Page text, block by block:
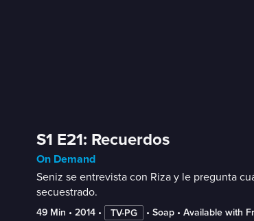
S1 E21: Recuerdos
On Demand
Seniz se entrevista con Riza y le pregunta
secuestrado.
49 Min • 2014 • TV-PG • Soap • Available with